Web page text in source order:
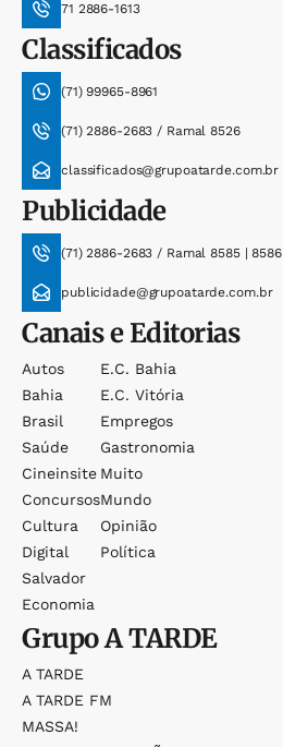
71 2886-1613
Classificados
(71) 99965-8961
(71) 2886-2683 / Ramal 8526
classificados@grupoatarde.com.br
Publicidade
(71) 2886-2683 / Ramal 8585 | 8586
publicidade@grupoatarde.com.br
Canais e Editorias
Autos
Bahia
Brasil
Saúde
Cineinsite
Concursos
Cultura
Digital
Salvador
Economia
E.c. Bahia
E.c. Vitória
Empregos
Gastronomia
Muito
Mundo
Opinião
Política
GrupoA TARDE
A TARDE
A TARDE FM
MASSA!